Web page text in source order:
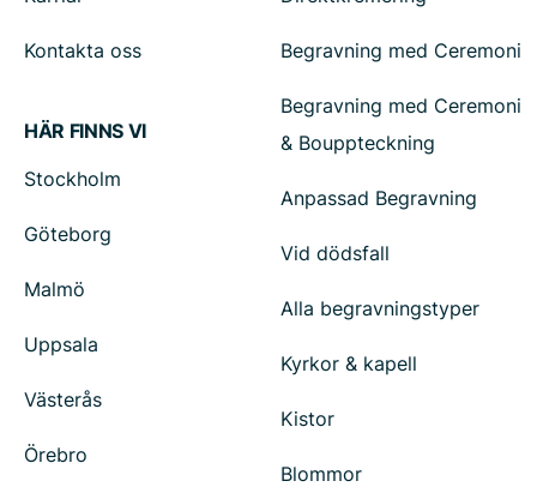
Kontakta oss
HÄR FINNS VI
Stockholm
Göteborg
Malmö
Uppsala
Västerås
Örebro
Begravning med Ceremoni
Begravning med Ceremoni
& Bouppteckning
Anpassad Begravning
Vid dödsfall
Alla begravningstyper
Kyrkor & kapell
Kistor
Blommor